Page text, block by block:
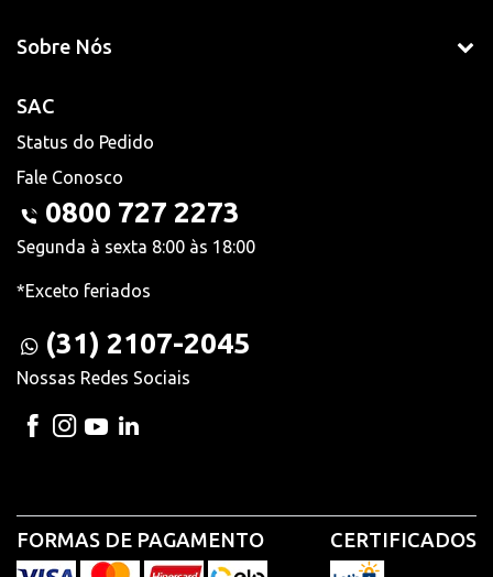
Sobre Nós
SAC
Status do Pedido
Fale Conosco
0800 727 2273
Segunda à sexta 8:00 às 18:00
*Exceto feriados
(31) 2107-2045
Nossas Redes Sociais
FORMAS DE PAGAMENTO CERTIFICADOS